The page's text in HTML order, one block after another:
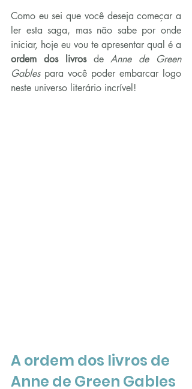
Como eu sei que você deseja começar a
ler esta saga, mas não sabe por onde
ordem dos livros de Anne de Green
Gables para você poder embarcar logo
neste universo literário incrível!
A ordem dos livros de
Anne de Green Gables